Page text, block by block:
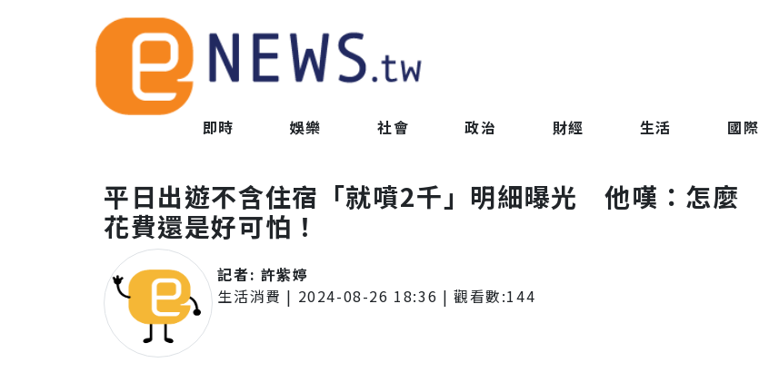
即時 娛樂 社會 政治 財經 生活 國際
平日出遊不含住宿「就噴2千」明細曝光 他嘆：怎麼
花費還是好可怕！
記者: 許紫婷
生活消費 | 2024-08-26 18:36 | 觀看數:144